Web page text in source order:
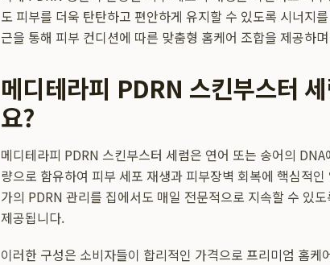
도 피부를 더욱 탄탄하고 편안하게 유지할 수 있도록 시너지
근을 통해 피부 컨디션에 따른 맞춤형 홈케어 조합을 제공하
메디테라피 PDRN 스킨부스터
요?
메디테라피 PDRN 스킨부스터 세럼은 연어 또는 송어의
량으로 함유하여 피부 세포 재생과 피부장벽 회복에 핵심적
가의 PDRN 관리를 집에서도 매일 전문적으로 지속할 수 있
제공됩니다.
이러한 구성은 소비자들이 합리적인 가격으로 프리미엄 홈케